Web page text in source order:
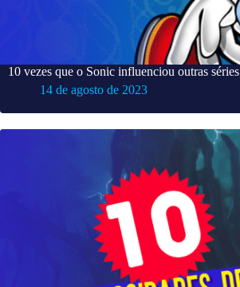
10 vezes que o Sonic influenciou outras séries
14 de agosto de 2023